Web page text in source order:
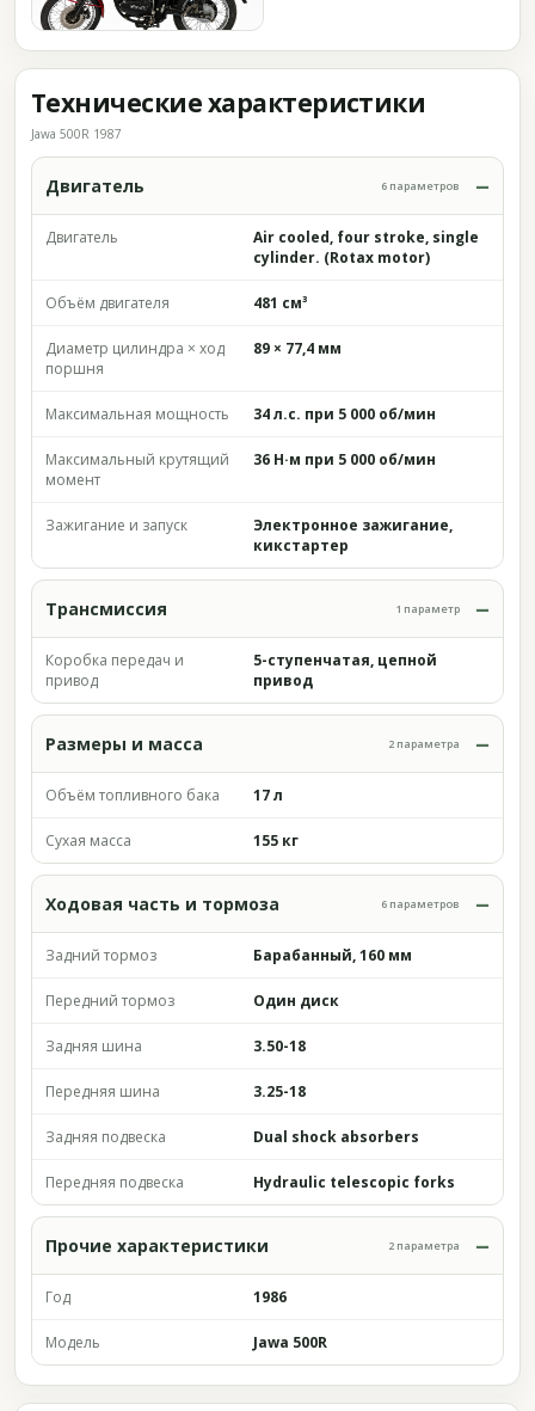
Технические характеристики
Jawa 500R 1987
Двигатель 6 параметров
Двигатель
Air cooled, four stroke, single
cylinder. (Rotax motor)
Объём двигателя 481 см³
Диаметр цилиндра × ход
поршня
89 × 77,4 мм
Максимальная мощность 34 л.с. при 5 000 об/мин
Максимальный крутящий
момент
36 Н·м при 5 000 об/мин
Зажигание и запуск
Электронное зажигание,
кикстартер
Трансмиссия 1 параметр
Коробка передач и
привод
5-ступенчатая, цепной
привод
Размеры и масса 2 параметра
Объём топливного бака 17 л
Сухая масса 155 кг
Ходовая часть и тормоза 6 параметров
Задний тормоз Барабанный, 160 мм
Передний тормоз Один диск
Задняя шина 3.50-18
Передняя шина 3.25-18
Задняя подвеска Dual shock absorbers
Передняя подвеска Hydraulic telescopic forks
Прочие характеристики 2 параметра
Год 1986
Модель Jawa 500R